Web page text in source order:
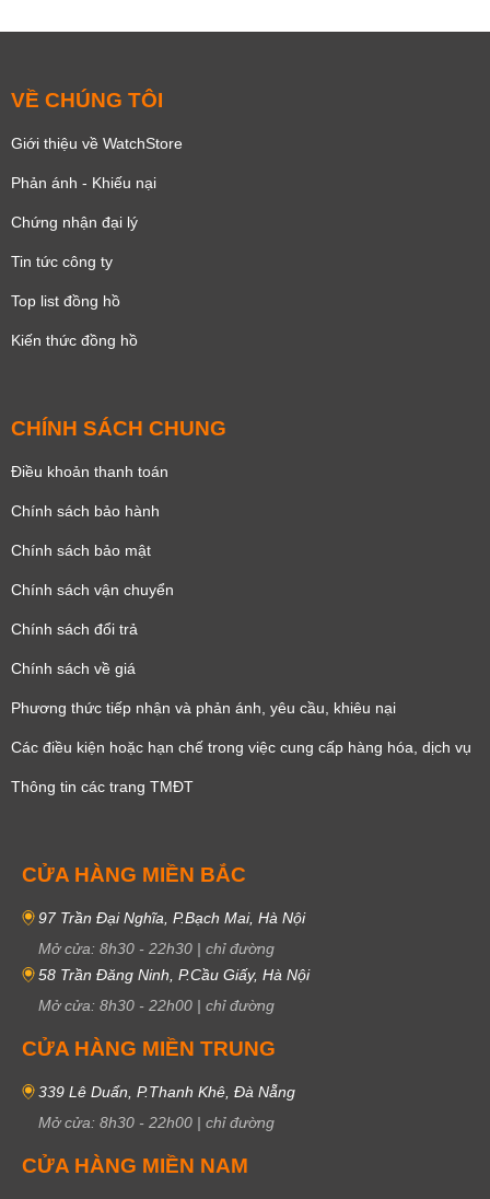
VỀ CHÚNG TÔI
Giới thiệu về WatchStore
Phản ánh - Khiếu nại
Chứng nhận đại lý
Tin tức công ty
Top list đồng hồ
Kiến thức đồng hồ
CHÍNH SÁCH CHUNG
Điều khoản thanh toán
Chính sách bảo hành
Chính sách bảo mật
Chính sách vận chuyển
Chính sách đổi trả
Chính sách về giá
Phương thức tiếp nhận và phản ánh, yêu cầu, khiêu nại
Các điều kiện hoặc hạn chế trong việc cung cấp hàng hóa, dịch vụ
Thông tin các trang TMĐT
CỬA HÀNG MIỀN BẮC
97 Trần Đại Nghĩa, P.Bạch Mai, Hà Nội
Mở cửa: 8h30 - 22h30 | chỉ đường
58 Trần Đăng Ninh, P.Cầu Giấy, Hà Nội
Mở cửa: 8h30 - 22h00 | chỉ đường
CỬA HÀNG MIỀN TRUNG
339 Lê Duẩn, P.Thanh Khê, Đà Nẵng
Mở cửa: 8h30 - 22h00 | chỉ đường
CỬA HÀNG MIỀN NAM